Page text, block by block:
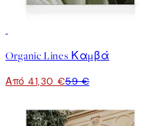
Organic Lines Καμβά
Από 41,30 €59 €